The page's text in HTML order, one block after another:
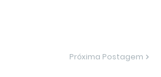
Próxima Postagem